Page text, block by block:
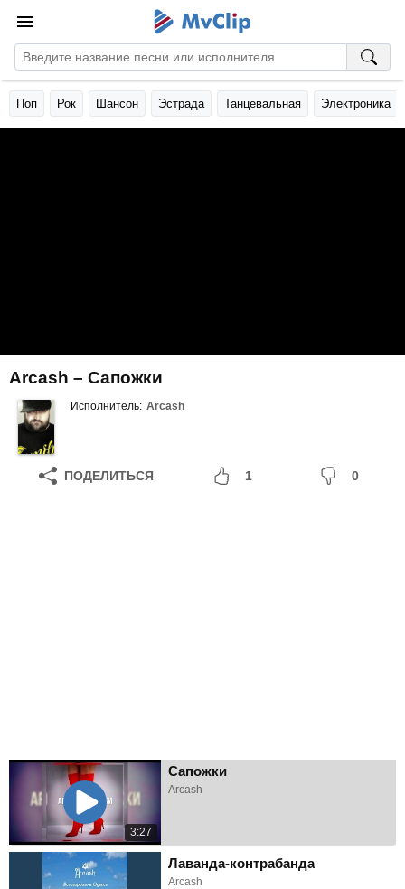
Поп Рок Шансон Эстрада Танцевальная Электроника
Arcash – Сапожки
Исполнитель: Arcash
ПОДЕЛИТЬСЯ 1 0
3:27
Сапожки
Arcash
Лаванда-контрабанда
Arcash